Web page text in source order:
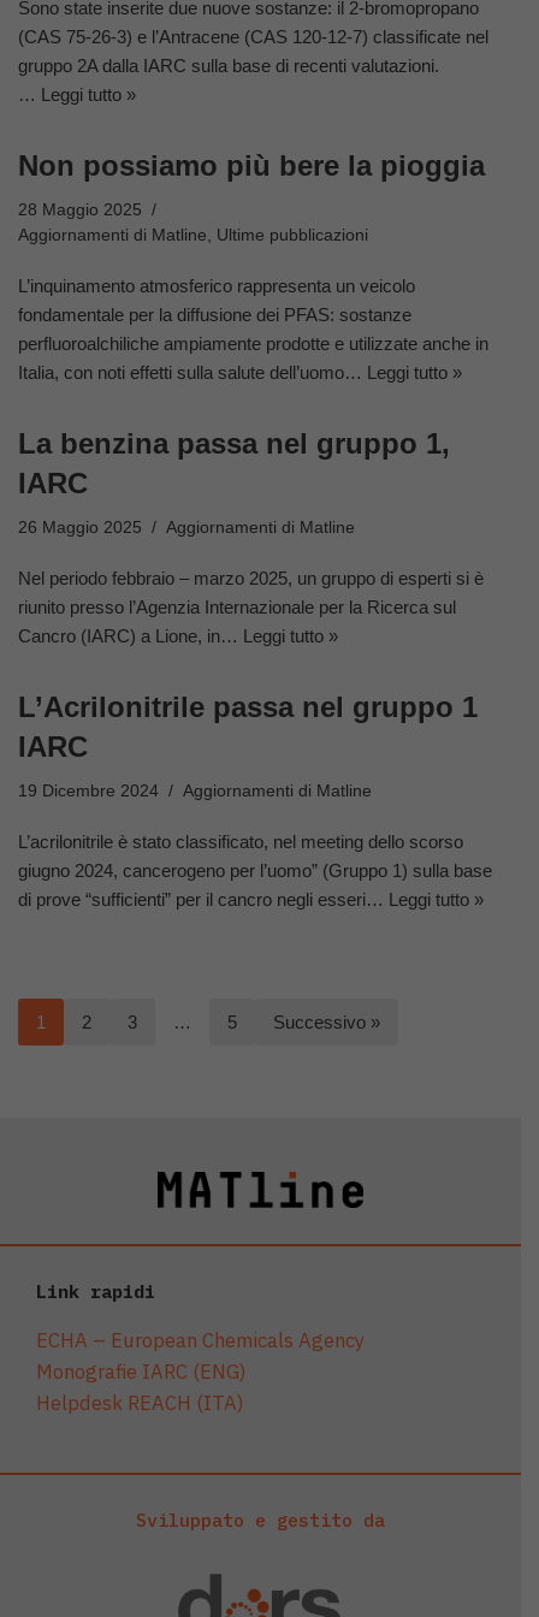
Sono state inserite due nuove sostanze: il 2-bromopropano
(CAS 75-26-3) e l’Antracene (CAS 120-12-7) classificate nel
gruppo 2A dalla IARC sulla base di recenti valutazioni.
… Leggi tutto »
Non possiamo più bere la pioggia
28 Maggio 2025
Aggiornamenti di Matline
Ultime pubblicazioni
L’inquinamento atmosferico rappresenta un veicolo
fondamentale per la diffusione dei PFAS: sostanze
perfluoroalchiliche ampiamente prodotte e utilizzate anche in
Italia, con noti effetti sulla salute dell’uomo… Leggi tutto »
La benzina passa nel gruppo 1,
IARC
26 Maggio 2025 Aggiornamenti di Matline
Nel periodo febbraio – marzo 2025, un gruppo di esperti si è
riunito presso l’Agenzia Internazionale per la Ricerca sul
Cancro (IARC) a Lione, in… Leggi tutto »
L’Acrilonitrile passa nel gruppo 1
IARC
19 Dicembre 2024 Aggiornamenti di Matline
L’acrilonitrile è stato classificato, nel meeting dello scorso
giugno 2024, cancerogeno per l’uomo” (Gruppo 1) sulla base
di prove “sufficienti” per il cancro negli esseri… Leggi tutto »
1 2 3 … 5 Successivo »
Link rapidi
ECHA – European Chemicals Agency
Monografie IARC (ENG)
Helpdesk REACH (ITA)
Sviluppato e gestito da